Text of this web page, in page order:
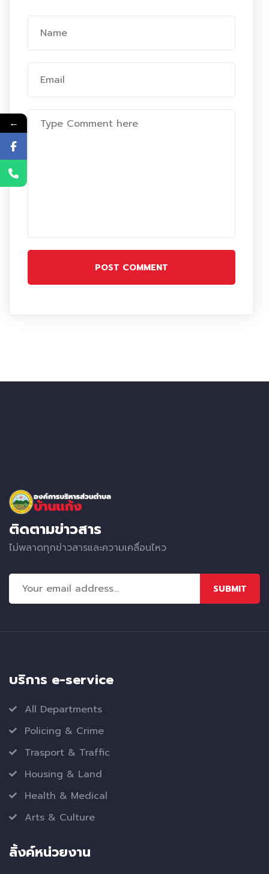
POST COMMENT
ติดตามข่าวสาร
ไม่พลาดทุกข่าวสารและความเคลื่อนไหว
SUBMIT
บริการ e-service
All Departments
Policing & Crime
Trasport & Traffic
Housing & Land
Health & Medical
Arts & Culture
ลิ้งค์หน่วยงาน
←